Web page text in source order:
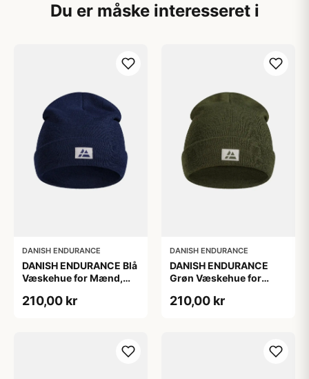
Du er måske interesseret i
DANISH ENDURANCE
DANISH ENDURANCE Blå
Væskehue for Mænd,
Polyester
210,00 kr
DANISH ENDURANCE
DANISH ENDURANCE
Grøn Væskehue for
Genanvendt Polyester
210,00 kr